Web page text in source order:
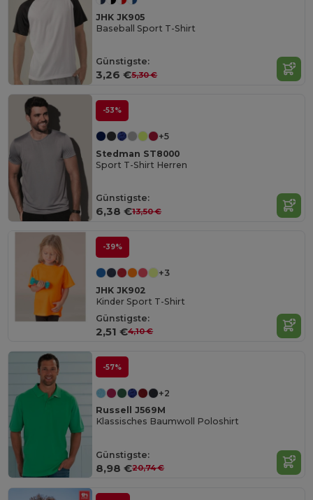
JHK JK905
Baseball Sport T-Shirt
Günstigste:
3,26 €5,30 €
-53%
+5
Stedman ST8000
Sport T-Shirt Herren
Günstigste:
6,38 €13,50 €
-39%
+3
JHK JK902
Kinder Sport T-Shirt
Günstigste:
2,51 €4,10 €
-57%
+2
Russell J569M
Klassisches Baumwoll Poloshirt
Günstigste:
8,98 €20,74 €